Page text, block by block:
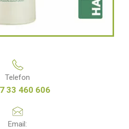
Telefon
33 460 606
Email: